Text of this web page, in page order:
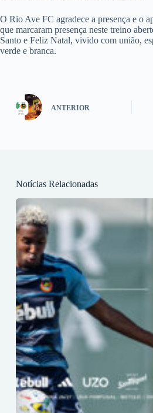
O Rio Ave FC agradece a presença e o
que marcaram presença neste treino
Santo e Feliz Natal, vivido com união,
verde e branca.
ANTERIOR
Notícias Relacionadas